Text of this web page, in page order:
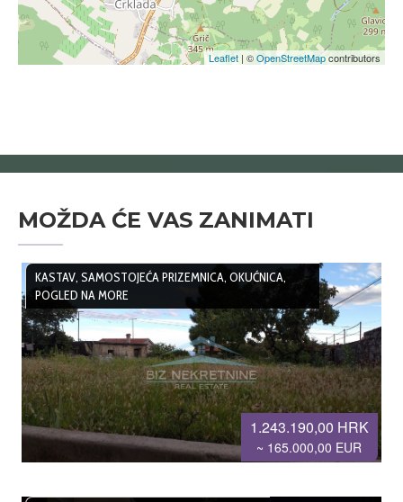
Leaflet | ©OpenStreetMapcontributors
MOŽDA ĆE VAS ZANIMATI
1.243.190,00 HRK
~ 165.000,00 EUR
KASTAV, SAMOSTOJEĆA PRIZEMNICA, OKUĆNICA,
POGLED NA MORE